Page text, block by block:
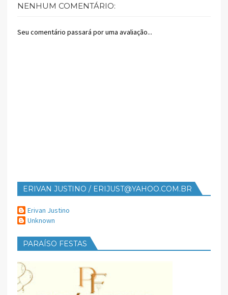
NENHUM COMENTÁRIO:
Seu comentário passará por uma avaliação...
ERIVAN JUSTINO / ERIJUST@YAHOO.COM.BR
Erivan Justino
Unknown
PARAÍSO FESTAS